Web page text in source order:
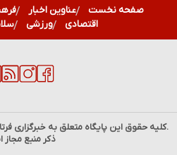
صفحه نخست عناوین اخبار
اقتصادی
ورزشی
.کلیه حقوق این پایگاه متعلق به خبرگزاری
ذکر منبع